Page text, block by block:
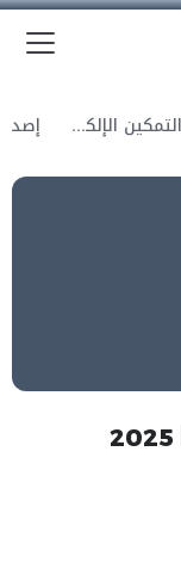
نشرة التمكين الإلكترونية